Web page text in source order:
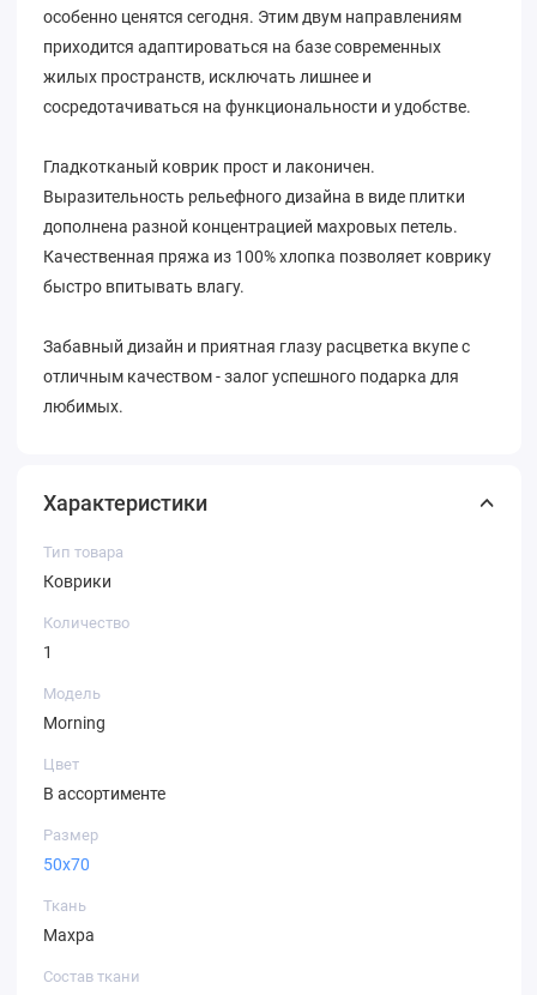
особенно ценятся сегодня. Этим двум направлениям
приходится адаптироваться на базе современных
жилых пространств, исключать лишнее и
сосредотачиваться на функциональности и удобстве.
Гладкотканый коврик прост и лаконичен.
Выразительность рельефного дизайна в виде плитки
дополнена разной концентрацией махровых петель.
Качественная пряжа из 100% хлопка позволяет коврику
быстро впитывать влагу.
Забавный дизайн и приятная глазу расцветка вкупе с
отличным качеством - залог успешного подарка для
любимых.
Характеристики
Тип товара
Коврики
Количество
1
Модель
Morning
Цвет
В ассортименте
Размер
50х70
Ткань
Махра
Состав ткани